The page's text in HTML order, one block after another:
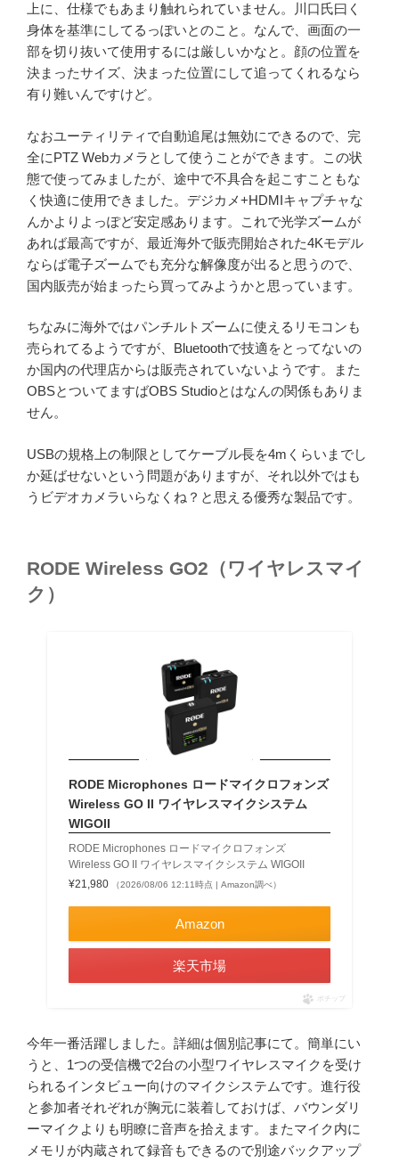
上に、仕様でもあまり触れられていません。川口氏曰く
身体を基準にしてるっぽいとのこと。なんで、画面の一
部を切り抜いて使用するには厳しいかなと。顔の位置を
決まったサイズ、決まった位置にして追ってくれるなら
有り難いんですけど。
なおユーティリティで自動追尾は無効にできるので、完
全にPTZ Webカメラとして使うことができます。この状
態で使ってみましたが、途中で不具合を起こすこともな
く快適に使用できました。デジカメ+HDMIキャプチャな
んかよりよっぽど安定感あります。これで光学ズームが
あれば最高ですが、最近海外で販売開始された4Kモデル
ならば電子ズームでも充分な解像度が出ると思うので、
国内販売が始まったら買ってみようかと思っています。
ちなみに海外ではパンチルトズームに使えるリモコンも
売られてるようですが、Bluetoothで技適をとってないの
か国内の代理店からは販売されていないようです。また
OBSとついてますばOBS Studioとはなんの関係もありま
せん。
USBの規格上の制限としてケーブル長を4mくらいまでし
か延ばせないという問題がありますが、それ以外ではも
うビデオカメラいらなくね？と思える優秀な製品です。
RODE Wireless GO2（ワイヤレスマイ
ク）
RODE Microphones ロードマイクロフォンズ
Wireless GO II ワイヤレスマイクシステム
WIGOII
RODE Microphones ロードマイクロフォンズ
Wireless GO II ワイヤレスマイクシステム WIGOII
¥21,980
（2026/08/06 12:11時点 | Amazon調べ）
Amazon
楽天市場
ポチップ
今年一番活躍しました。詳細は個別記事にて。簡単にい
うと、1つの受信機で2台の小型ワイヤレスマイクを受け
られるインタビュー向けのマイクシステムです。進行役
と参加者それぞれが胸元に装着しておけば、バウンダリ
ーマイクよりも明瞭に音声を拾えます。またマイク内に
メモリが内蔵されて録音もできるので別途バックアップ